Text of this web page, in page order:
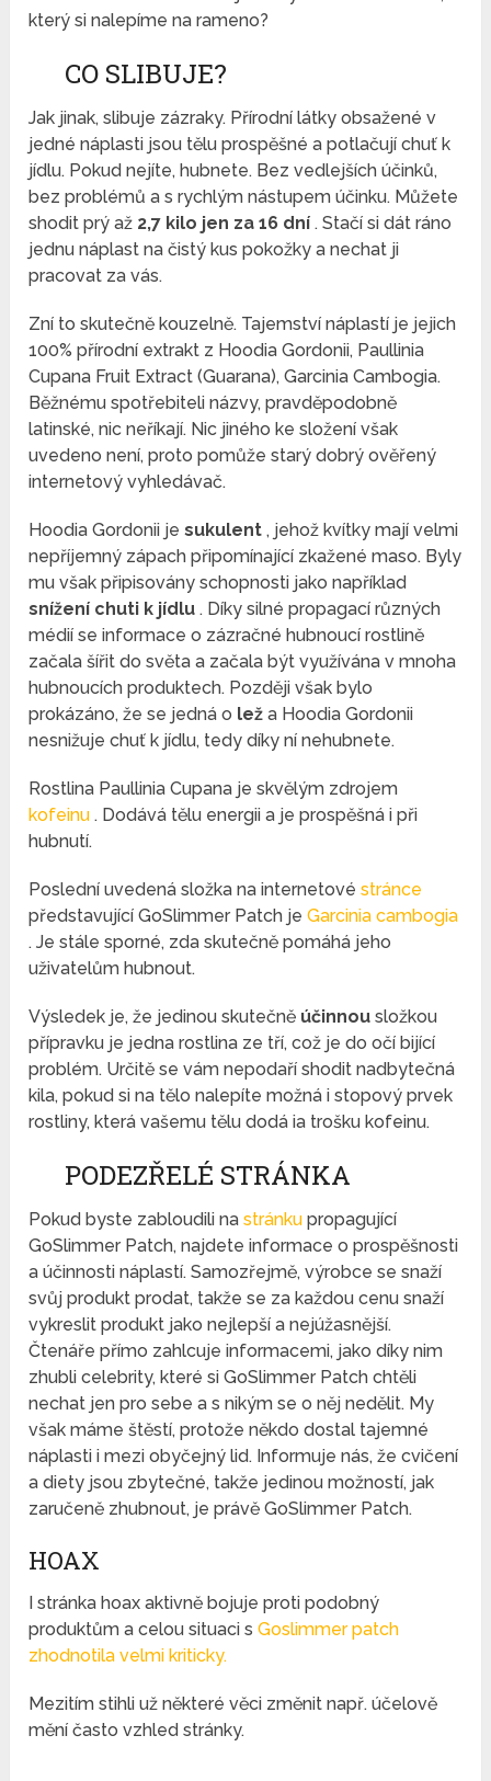
který si nalepíme na rameno?
CO SLIBUJE?
Jak jinak, slibuje zázraky. Přírodní látky obsažené v
jedné náplasti jsou tělu prospěšné a potlačují chuť k
jídlu. Pokud nejíte, hubnete. Bez vedlejších účinků,
bez problémů a s rychlým nástupem účinku. Můžete
shodit prý až 2,7 kilo jen za 16 dní. Stačí si dát ráno
jednu náplast na čistý kus pokožky a nechat ji
pracovat za vás.
Zní to skutečně kouzelně. Tajemství náplastí je jejich
100% přírodní extrakt z Hoodia Gordonii, Paullinia
Cupana Fruit Extract (Guarana), Garcinia Cambogia.
Běžnému spotřebiteli názvy, pravděpodobně
latinské, nic neříkají. Nic jiného ke složení však
uvedeno není, proto pomůže starý dobrý ověřený
internetový vyhledávač.
Hoodia Gordonii jesukulent, jehož kvítky mají velmi
nepříjemný zápach připomínající zkažené maso. Byly
mu však připisovány schopnosti jako například
snížení chuti k jídlu. Díky silné propagací různých
médií se informace o zázračné hubnoucí rostlině
začala šířit do světa a začala být využívána v mnoha
hubnoucích produktech. Později však bylo
prokázáno, že se jedná o leža Hoodia Gordonii
nesnižuje chuť k jídlu, tedy díky ní nehubnete.
Rostlina Paullinia Cupana je skvělým zdrojem
kofeinu. Dodává tělu energii a je prospěšná i při
hubnutí.
Poslední uvedená složka na internetovéstránce
představující GoSlimmer Patch jeGarcinia cambogia
. Je stále sporné, zda skutečně pomáhá jeho
uživatelům hubnout.
Výsledek je, že jedinou skutečně účinnousložkou
přípravku je jedna rostlina ze tří, což je do očí bijící
problém. Určitě se vám nepodaří shodit nadbytečná
kila, pokud si na tělo nalepíte možná i stopový prvek
rostliny, která vašemu tělu dodá ia trošku kofeinu.
PODEZŘELÉ STRÁNKA
Pokud byste zabloudili nastránkupropagující
GoSlimmer Patch, najdete informace o prospěšnosti
a účinnosti náplastí. Samozřejmě, výrobce se snaží
svůj produkt prodat, takže se za každou cenu snaží
vykreslit produkt jako nejlepší a nejúžasnější.
Čtenáře přímo zahlcuje informacemi, jako díky nim
zhubli celebrity, které si GoSlimmer Patch chtěli
nechat jen pro sebe a s nikým se o něj nedělit. My
však máme štěstí, protože někdo dostal tajemné
náplasti i mezi obyčejný lid. Informuje nás, že cvičení
a diety jsou zbytečné, takže jedinou možností, jak
zaručeně zhubnout, je právě GoSlimmer Patch.
HOAX
I stránka hoax aktivně bojuje proti podobný
produktům a celou situaci sGoslimmer patch
zhodnotila velmi kriticky.
Mezitím stihli už některé věci změnit např. účelově
mění často vzhled stránky.